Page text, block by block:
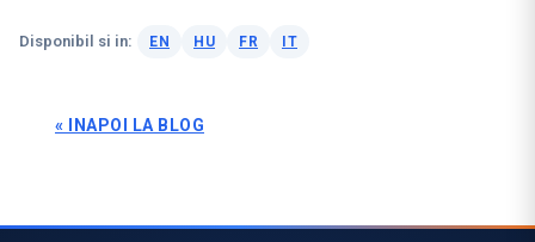
Disponibil si in: EN HU FR IT
« INAPOI LA BLOG